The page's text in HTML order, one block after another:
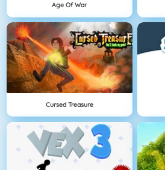
Age Of War
Cursed Treasure